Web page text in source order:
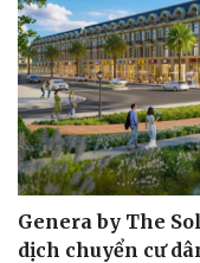
Genera by The
dịch chuyển cư